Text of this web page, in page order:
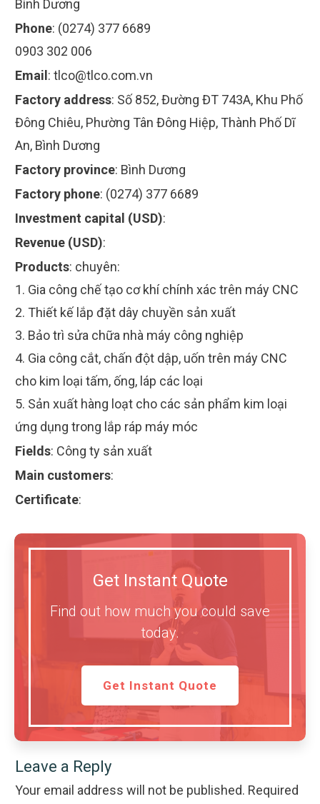
Bình Dương
Phone: (0274) 377 6689
0903 302 006
Email : tlco@tlco.com.vn
Factory address: Số 852, Đường ĐT 743A, Khu Phố
Đông Chiêu, Phường Tân Đông Hiệp, Thành Phố Dĩ
An, Bình Dương
Factory province: Bình Dương
Factory phone: (0274) 377 6689
Investment capital (USD):
Revenue (USD):
Products: chuyên:
1. Gia công chế tạo cơ khí chính xác trên máy CNC
2. Thiết kế lắp đặt dây chuyền sản xuất
3. Bảo trì sửa chữa nhà máy công nghiệp
4. Gia công cắt, chấn đột dập, uốn trên máy CNC
cho kim loại tấm, ống, láp các loại
5. Sản xuất hàng loạt cho các sản phẩm kim loại
ứng dụng trong lắp ráp máy móc
Fields: Công ty sản xuất
Main customers:
Certificate:
Get Instant Quote
Find out how much you could save
today.
Get Instant Quote
Leave a Reply
Your email address will not be published. Required